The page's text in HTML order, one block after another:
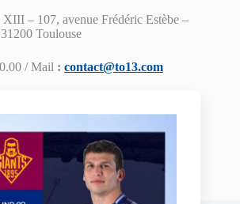
– 107, avenue Frédéric Estèbe –
31200 Toulouse
/ Mail :contact@to13.com